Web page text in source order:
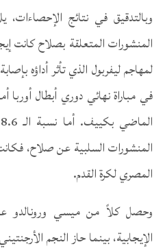
المنشورات المتعلقة بصلاح كانت
لمهاجم ليفربول الذي تأثر أداؤه
المنشورات السلبية عن صلاح،
المصري لكرة القدم.